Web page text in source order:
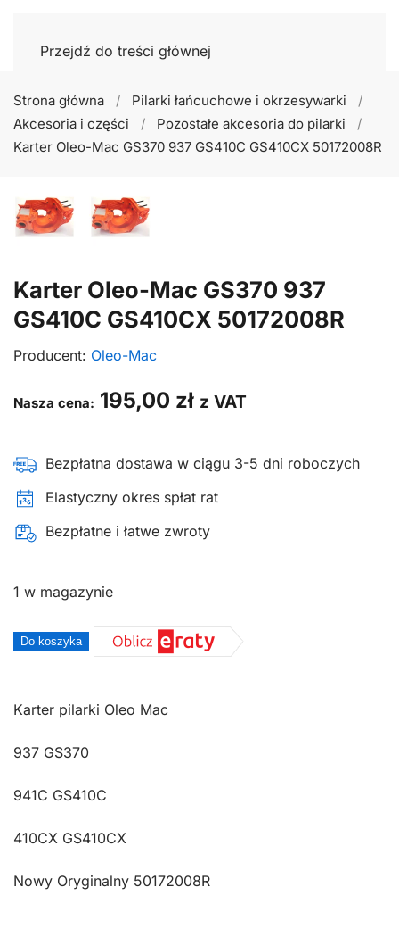
Przejdź do treści głównej
Strona główna
Pilarki łańcuchowe i okrzesywarki
Akcesoria i części
Pozostałe akcesoria do pilarki
Karter Oleo-Mac GS370 937 GS410C GS410CX 50172008R
Karter Oleo-Mac GS370 937
GS410C GS410CX 50172008R
Producent: Oleo-Mac
Nasza cena: 195,00 zł z VAT
Bezpłatna dostawa w ciągu 3-5 dni roboczych
Elastyczny okres spłat rat
Bezpłatne i łatwe zwroty
1 w magazynie
ilość
Mac
937
50172008R
Do koszyka
Karter pilarki Oleo Mac
937 GS370
941C GS410C
410CX GS410CX
Nowy Oryginalny 50172008R